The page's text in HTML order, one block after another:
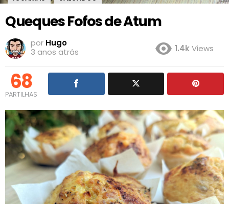
Queques Fofos de Atum
por Hugo
3 anos atrás
1.4kViews
68
PARTILHAS